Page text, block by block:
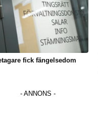
fick fängelsedom